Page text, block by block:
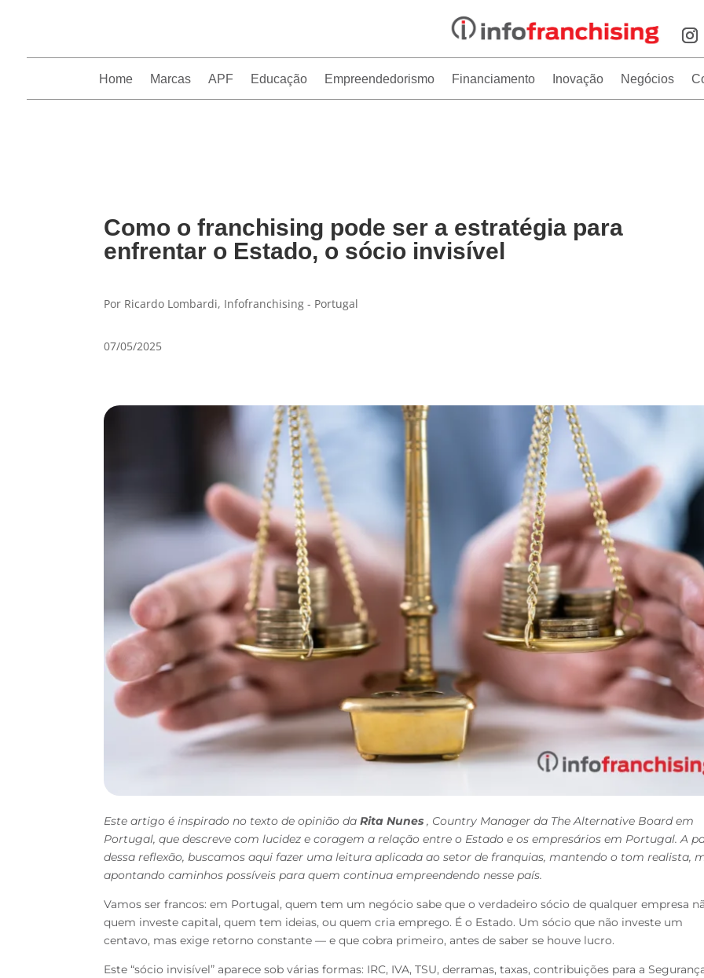
Home Marcas APF Educação Empreendedorismo Financiamento Inovação Negócios
Como o franchising pode ser a estratégia para
enfrentar o Estado, o sócio invisível
Por Ricardo Lombardi, Infofranchising - Portugal
07/05/2025
Este artigo é inspirado no texto de opinião da Rita Nunes , Country Manager da The Alternative Board em
Portugal, que descreve com lucidez e coragem a relação entre o Estado e os empresários em Portugal. A
dessa reflexão, buscamos aqui fazer uma leitura aplicada ao setor de franquias, mantendo o tom realista,
apontando caminhos possíveis para quem continua empreendendo nesse país.
Vamos ser francos: em Portugal, quem tem um negócio sabe que o verdadeiro sócio de qualquer empresa
quem investe capital, quem tem ideias, ou quem cria emprego. É o Estado. Um sócio que não investe um
centavo, mas exige retorno constante — e que cobra primeiro, antes de saber se houve lucro.
Este “sócio invisível” aparece sob várias formas: IRC, IVA, TSU, derramas, taxas, contribuições para a